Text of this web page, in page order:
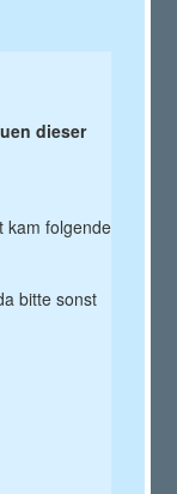
dieser
kam folgende
bitte sonst